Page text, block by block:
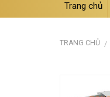
Trang chủ
TRANG CHỦ /